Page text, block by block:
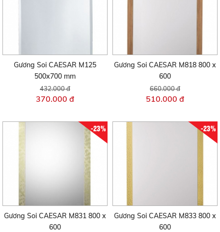
Gương Soi CAESAR M125
500x700 mm
432.000 đ
370.000 đ
Gương Soi CAESAR M818 800 x
600
660.000 đ
510.000 đ
-23%
Gương Soi CAESAR M831 800 x
600
-23%
Gương Soi CAESAR M833 800 x
600